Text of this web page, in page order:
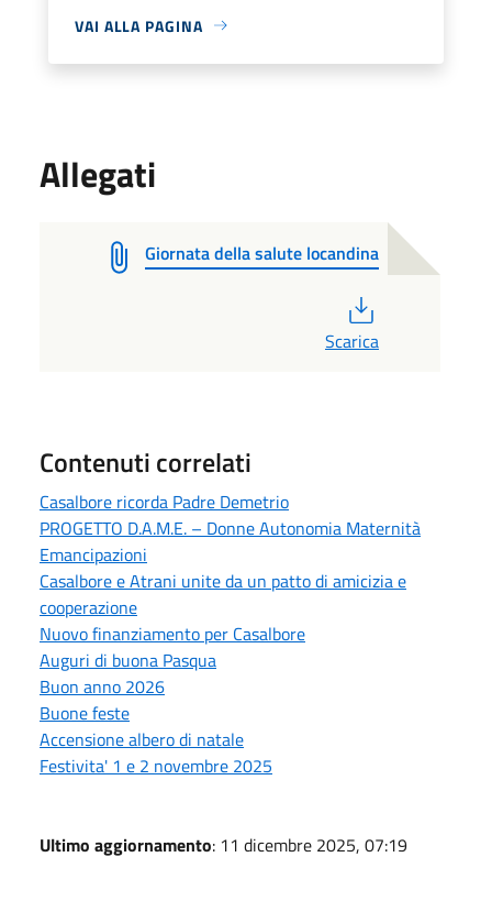
VAI ALLA PAGINA
Allegati
Giornata della salute locandina
Scarica
Contenuti correlati
Casalbore ricorda Padre Demetrio
PROGETTO D.A.M.E. – Donne Autonomia Maternità
Emancipazioni
Casalbore e Atrani unite da un patto di amicizia e
cooperazione
Nuovo finanziamento per Casalbore
Auguri di buona Pasqua
Buon anno 2026
Buone feste
Accensione albero di natale
Festivita' 1 e 2 novembre 2025
Ultimo aggiornamento: 11 dicembre 2025, 07:19